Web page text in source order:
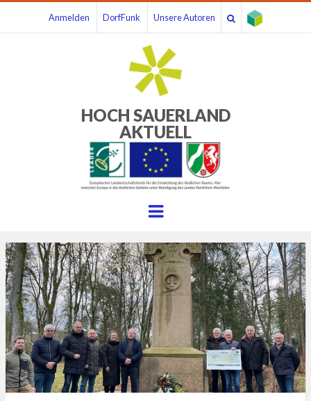
Anmelden DorfFunk Unsere Autoren
HOCH SAUERLAND
AKTUELL
Menu